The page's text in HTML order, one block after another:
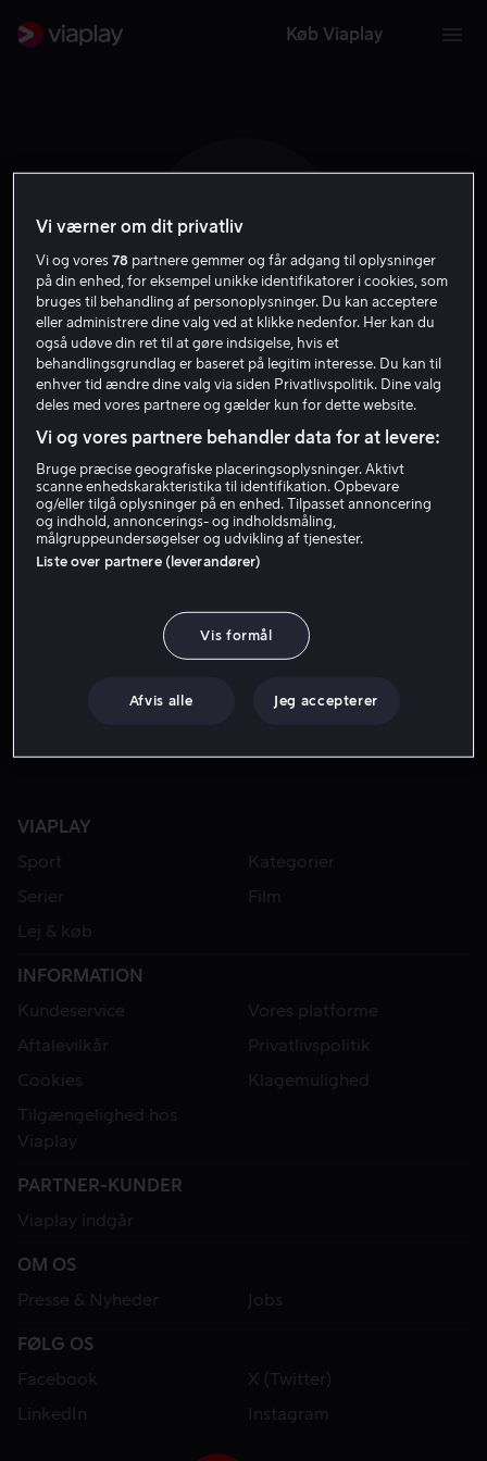
Køb Viaplay
D D
Dominic Defilips
Skuespiller
VIAPLAY
Sport
Kategorier
Serier
Film
Lej & køb
INFORMATION
Kundeservice
Vores platforme
Aftalevilkår
Privatlivspolitik
Cookies
Klagemulighed
Tilgængelighed hos
Viaplay
PARTNER-KUNDER
Viaplay indgår
OM OS
Presse & Nyheder
Jobs
FØLG OS
Facebook
X (Twitter)
LinkedIn
Instagram
Vi værner om dit privatliv
Vi og vores78 partnere gemmer og får adgang til oplysninger
på din enhed, for eksempel unikke identifikatorer i cookies, som
bruges til behandling af personoplysninger. Du kan acceptere
eller administrere dine valg ved at klikke nedenfor. Her kan du
også udøve din ret til at gøre indsigelse, hvis et
behandlingsgrundlag er baseret på legitim interesse. Du kan til
enhver tid ændre dine valg via siden Privatlivspolitik. Dine valg
deles med vores partnere og gælder kun for dette website.
Vi og vores partnere behandler data for at levere:
Bruge præcise geografiske placeringsoplysninger. Aktivt
scanne enhedskarakteristika til identifikation. Opbevare
og/eller tilgå oplysninger på en enhed. Tilpasset annoncering
og indhold, annoncerings- og indholdsmåling,
målgruppeundersøgelser og udvikling af tjenester.
Liste over partnere (leverandører)
Vis formål
Afvis alle Jeg accepterer